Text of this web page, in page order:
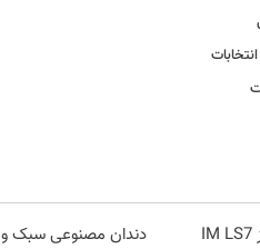
بازدید از IM LS7
دندان مصنوعی سبک و